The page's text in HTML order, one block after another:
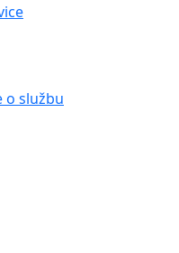
o službu